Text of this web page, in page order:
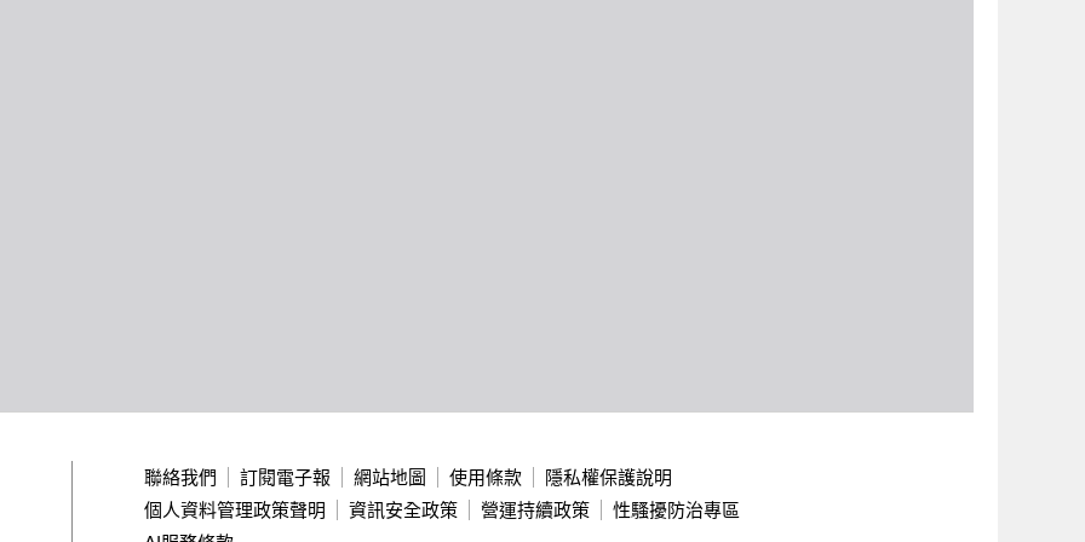
聯絡我們 訂閱電子報 網站地圖 使用條款
隱私權保護說明
個人資料管理政策聲明
資訊安全政策 營運持續政策
性騷擾防治專區